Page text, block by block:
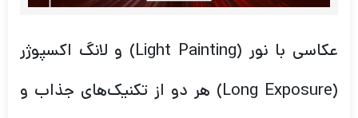
عکاسی با نور (Light Painting) و لانگ اکسپوژر
(Long Exposure) هر دو از تکنیک‌های جذاب و